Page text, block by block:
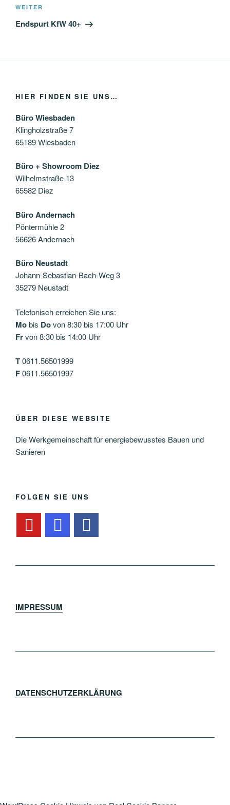
Nächster
Beitrag
WEITER
Endspurt KfW 40+
HIER FINDEN SIE UNS…
Büro Wiesbaden
Klingholzstraße 7
65189 Wiesbaden
Büro + Showroom Diez
Wilhelmstraße 13
65582 Diez
Büro Andernach
Pöntermühle 2
56626 Andernach
Büro Neustadt
Johann-Sebastian-Bach-Weg 3
35279 Neustadt
Telefonisch erreichen Sie uns:
Mobis Dovon 8:30 bis 17:00 Uhr
Frvon 8:30 bis 14:00 Uhr
T0611.56501999
F0611.56501997
ÜBER DIESE WEBSITE
Die Werkgemeinschaft für energiebewusstes Bauen und
Sanieren
FOLGEN SIE UNS
IMPRESSUM
DATENSCHUTZERKLÄRUNG